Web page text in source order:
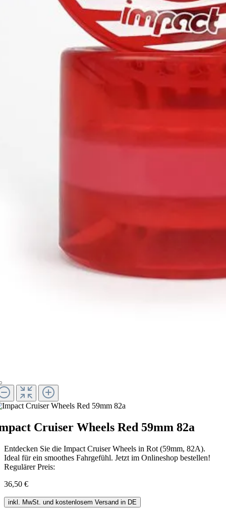
Cruiser Wheels Red 59mm 82a
Entdecken Sie die Impact Cruiser Wheels in Rot (59mm, 82A).
Ideal für ein smoothes Fahrgefühl. Jetzt im Onlineshop bestellen!
Regulärer Preis:
36,50 €
inkl. MwSt. und kostenlosem Versand in DE